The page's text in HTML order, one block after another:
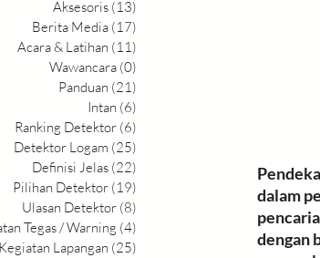
Aksesoris (13)
Berita Media (17)
Acara & Latihan (11)
Wawancara (0)
Panduan (21)
Intan (6)
Ranking Detektor (6)
Detektor Logam (25)
Definisi Jelas (22)
Pilihan Detektor (19)
Ulasan Detektor (8)
Tegas / Warning (4)
Lapangan (25)
dalam
dengan